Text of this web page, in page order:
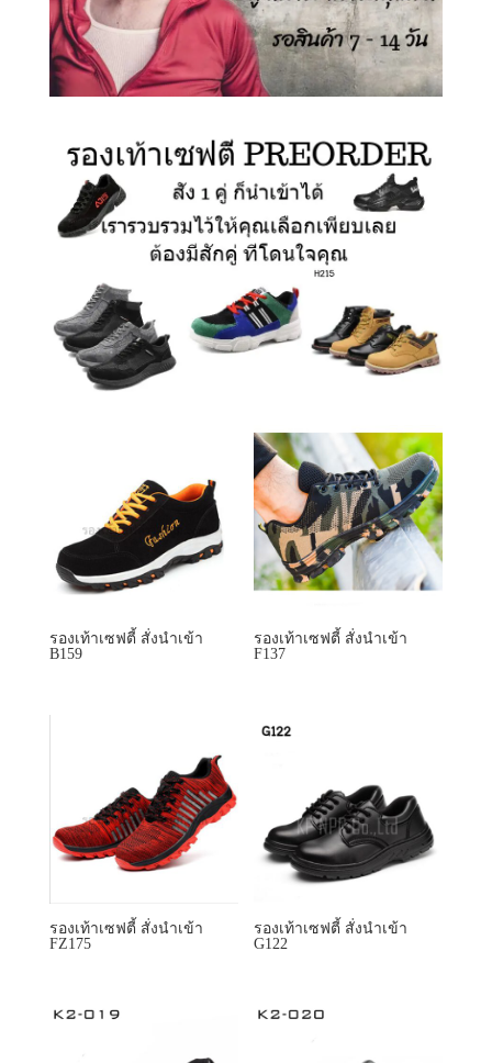
รองเท้าเซฟตี้ สั่งนำเข้า
B159
รองเท้าเซฟตี้ สั่งนำเข้า
F137
รองเท้าเซฟตี้ สั่งนำเข้า
FZ175
รองเท้าเซฟตี้ สั่งนำเข้า
G122